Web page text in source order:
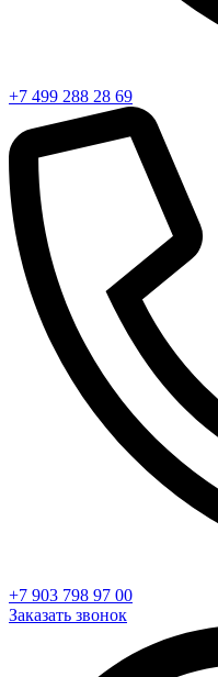
+7 499 288 28 69
+7 903 798 97 00
Заказать звонок